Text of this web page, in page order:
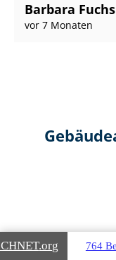
Barbara Fuchs
vor 7 Monaten
.org 764